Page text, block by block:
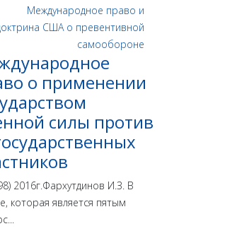
о применении
силы против
2016г.Фархутдинов И.З. В
которая является пятым